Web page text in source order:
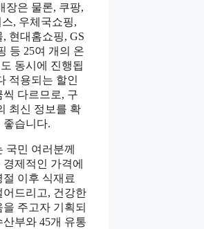
장은 물론, 쿠팡,
, 우체국쇼핑,
현대홈쇼핑, GS
등 25여 개의 온
동시에 진행됩
적용되는 할인
다르므로, 구
최신 정보를 확
좋습니다.
국민 여러분께
제적인 가격에
이후 식재료
어드리고, 건강한
주고자 기획되
부와 45개 유통